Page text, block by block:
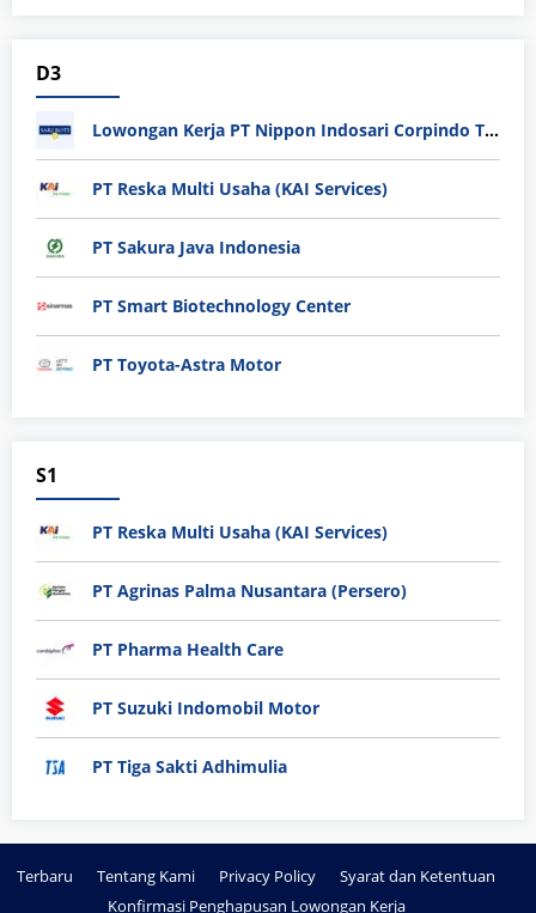
D3
Lowongan Kerja PT Nippon Indosari Corpindo Tbk. Bulan Agustus 2026
PT Reska Multi Usaha (KAI Services)
PT Sakura Java Indonesia
PT Smart Biotechnology Center
PT Toyota-Astra Motor
S1
PT Reska Multi Usaha (KAI Services)
PT Agrinas Palma Nusantara (Persero)
PT Pharma Health Care
PT Suzuki Indomobil Motor
PT Tiga Sakti Adhimulia
Terbaru Tentang Kami Privacy Policy
Syarat dan Ketentuan
Konfirmasi Penghapusan Lowongan Kerja